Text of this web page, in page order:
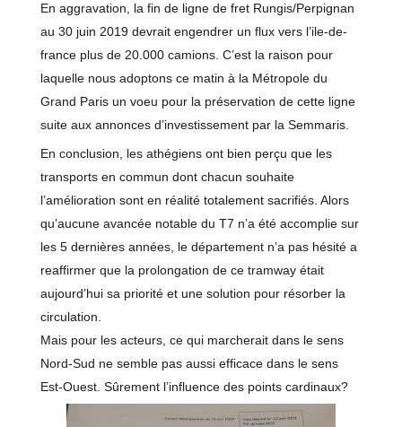
En aggravation, la fin de ligne de fret Rungis/Perpignan
au 30 juin 2019 devrait engendrer un flux vers l’ile-de-
france plus de 20.000 camions. C’est la raison pour
laquelle nous adoptons ce matin à la Métropole du
Grand Paris un voeu pour la préservation de cette ligne
suite aux annonces d’investissement par la Semmaris.
En conclusion, les athégiens ont bien perçu que les
transports en commun dont chacun souhaite
l’amélioration sont en réalité totalement sacrifiés. Alors
qu’aucune avancée notable du T7 n’a été accomplie sur
les 5 dernières années, le département n’a pas hésité a
reaffirmer que la prolongation de ce tramway était
aujourd’hui sa priorité et une solution pour résorber la
circulation.
Mais pour les acteurs, ce qui marcherait dans le sens
Nord-Sud ne semble pas aussi efficace dans le sens
Est-Ouest. Sûrement l’influence des points cardinaux?